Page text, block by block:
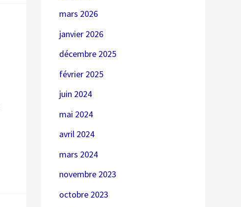
mars 2026
janvier 2026
décembre 2025
février 2025
juin 2024
mai 2024
avril 2024
mars 2024
novembre 2023
octobre 2023